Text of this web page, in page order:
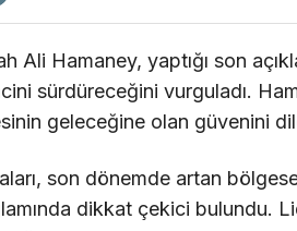
Ali Hamaney, yaptığı son
sürdüreceğini vurguladı.
geleceğine olan güvenini
son dönemde artan
dikkat çekici bulundu.